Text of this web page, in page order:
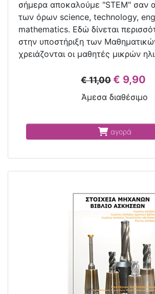
σήμερα αποκαλούμε "STEM" σαν
των όρων science, technology,
mathematics. Εδώ δίνεται
στην υποστήριξη των
χρειάζονται οι μαθητές μικρών
€ 11,00 € 9,90
Άμεσα διαθέσιμο
αγορά